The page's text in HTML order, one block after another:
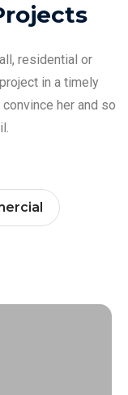
residential or
in a timely
her and so